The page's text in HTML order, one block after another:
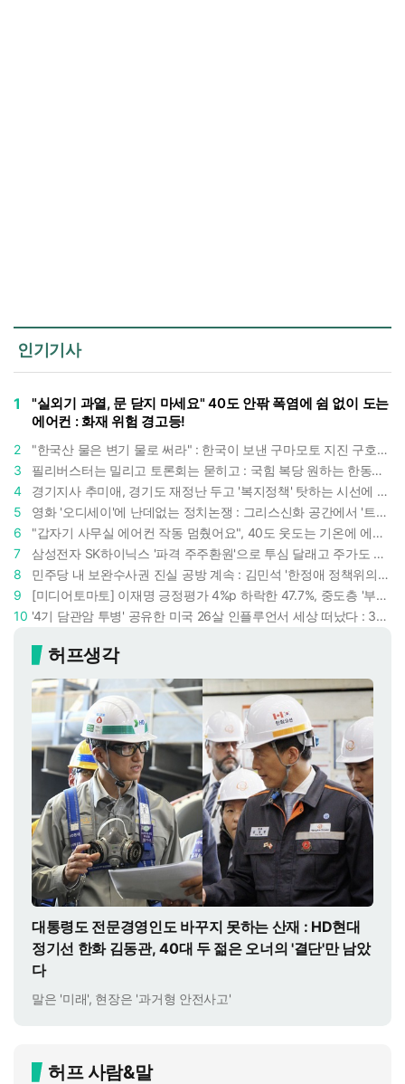
인기기사
1
"실외기 과열, 문 닫지 마세요" 40도 안팎 폭염에 쉼 없이 도는
에어컨 : 화재 위험 경고등!
2
"한국산 물은 변기 물로 써라" : 한국이 보낸 구마모토 지진 구호품에 한 일본인의 '어처구니 없는' 반응
3
필리버스터는 밀리고 토론회는 묻히고 : 국힘 복당 원하는 한동훈, '검사 정치'의 한계만 드러내나
4
경기지사 추미애, 경기도 재정난 두고 '복지정책' 탓하는 시선에 정면 반박 : "고령자와 아이 인구 급증"
5
영화 '오디세이'에 난데없는 정치논쟁 : 그리스신화 공간에서 '트럼프 전쟁의 참혹함'이 보인다
6
"갑자기 사무실 에어컨 작동 멈췄어요", 40도 웃도는 기온에 에어컨도 숨이 찬다
7
삼성전자 SK하이닉스 '파격 주주환원'으로 투심 달래고 주가도 받칠까, 100조 넘는 추가 배당 재원에 쏠리는 눈
8
민주당 내 보완수사권 진실 공방 계속 : 김민석 '한정애 정책위의장' 발언 근거로 내세우자 사무총장 지낸 조승래 반박
9
[미디어토마토] 이재명 긍정평가 4%p 하락한 47.7%, 중도층 '부정 49.7% vs 긍정 42.9%'
10
'4기 담관암 투병' 공유한 미국 26살 인플루언서 세상 떠났다 : 3년간 보여준 희망과 용기
허프생각
대통령도 전문경영인도 바꾸지 못하는 산재 : HD현대
정기선 한화 김동관, 40대 두 젊은 오너의 '결단'만 남았
다
말은 '미래', 현장은 '과거형 안전사고'
허프 사람&말